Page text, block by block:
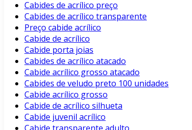
Cabides de acrílico preço
Cabides de acrílico transparente
Preço cabide acrílico
Cabide de acrílico
Cabide porta joias
Cabides de acrílico atacado
Cabide acrílico grosso atacado
Cabides de veludo preto 100 unidades
Cabide acrílico grosso
Cabide de acrílico silhueta
Cabide juvenil acrílico